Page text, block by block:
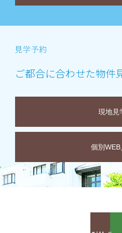
ご都合に合わせた物件
現地見
個別WEB